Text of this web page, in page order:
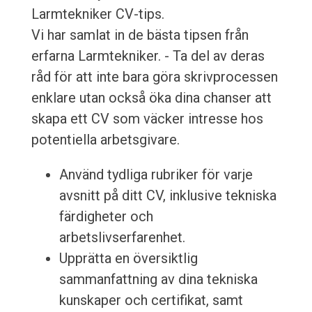
Larmtekniker CV-tips.
Vi har samlat in de bästa tipsen från
erfarna Larmtekniker. - Ta del av deras
råd för att inte bara göra skrivprocessen
enklare utan också öka dina chanser att
skapa ett CV som väcker intresse hos
potentiella arbetsgivare.
Använd tydliga rubriker för varje
avsnitt på ditt CV, inklusive tekniska
färdigheter och
arbetslivserfarenhet.
Upprätta en översiktlig
sammanfattning av dina tekniska
kunskaper och certifikat, samt